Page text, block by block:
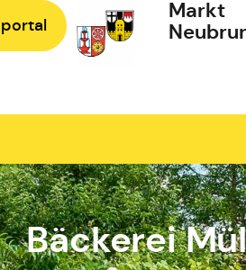
Markt
Bäckerei